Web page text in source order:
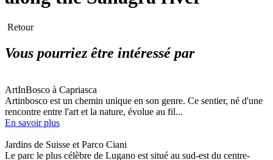
Retour
Vous pourriez être intéressé par
ArtInBosco à Capriasca
Artinbosco est un chemin unique en son genre. Ce sentier, né d'une
rencontre entre l'art et la nature, évolue au fil...
En savoir plus
Jardins de Suisse et Parco Ciani
Le parc le plus célèbre de Lugano est situé au sud-est du centre-